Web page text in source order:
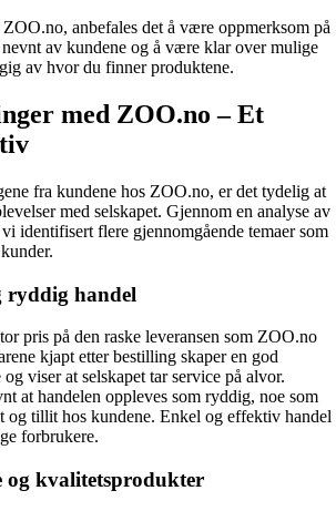
anbefales det å være oppmerksom på
av kundene og å være klar over mulige
av hvor du finner produktene.
med ZOO.no – Et
fra kundene hos ZOO.no, er det tydelig at
med selskapet. Gjennom en analyse av
identifisert flere gjennomgående temaer som
ryddig handel
pris på den raske leveransen som ZOO.no
kjapt etter bestilling skaper en god
viser at selskapet tar service på alvor.
at handelen oppleves som ryddig, noe som
og tillit hos kundene. Enkel og effektiv handel
forbrukere.
og kvalitetsprodukter